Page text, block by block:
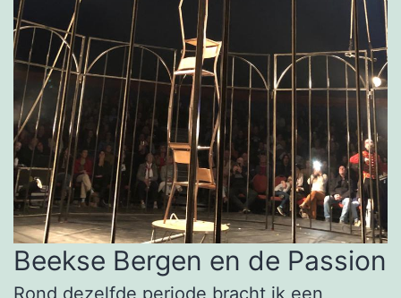
Beekse Bergen en de Passion
Rond dezelfde periode bracht ik een